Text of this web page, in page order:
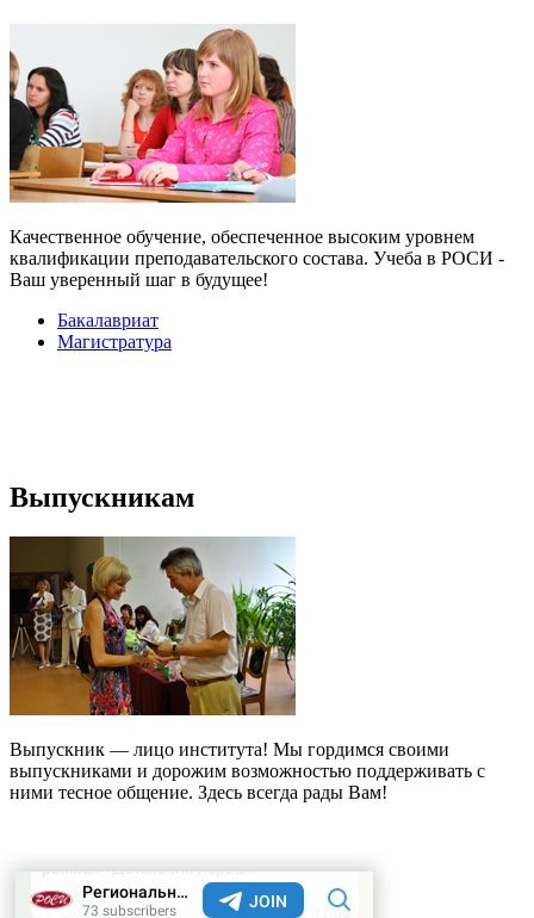
Качественное обучение, обеспеченное высоким уровнем
квалификации преподавательского состава. Учеба в РОСИ -
Ваш уверенный шаг в будущее!
Бакалавриат
Магистратура
Выпускникам
Выпускник — лицо института! Мы гордимся своими
выпускниками и дорожим возможностью поддерживать с
ними тесное общение. Здесь всегда рады Вам!